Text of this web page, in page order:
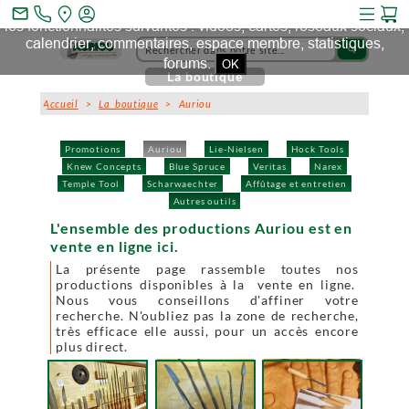
search
Promotions Auriou Lie-Nielsen
Hock Tools
Knew Concepts
Blue Spruce Veritas
Narex
Temple Tool
Scharwaechter
Affûtage et entretien
Autres outils
La boutique
Accueil >La boutique > Auriou
L'ensemble des productions Auriou est en
vente en ligne ici.
La présente page rassemble toutes nos
productions disponibles à la vente en ligne.
Nous vous conseillons d'affiner votre
recherche. N'oubliez pas la zone de recherche,
très efficace elle aussi, pour un accès encore
plus direct.
mail_outline
Ce site et des sites tiers qu'il utilise collectent des cookies pour
les fonctionnalités suivantes : vidéos, cartes, réseaux sociaux,
calendrier, commentaires, espace membre, statistiques,
forums. OK